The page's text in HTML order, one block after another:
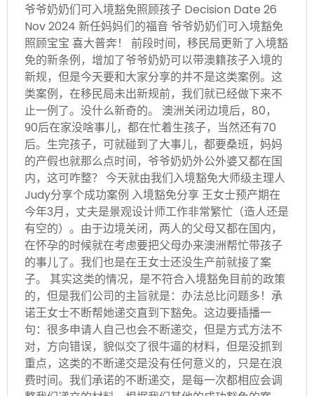
爷爷奶奶们可入境豁免照顾孩子 Decision Date 26
Nov 2024 新任妈妈们的福音 爷爷奶奶们可入境豁免
照顾宝宝 喜大普奔！ 前段时间，移民局更新了入境豁
免的新条例，增加了爷爷奶奶可以带澳籍孩子入境的
新规，但是今天要和大家分享的并不是这类案例。这
类案例，在移民局未出新规前，我们就已经做下来不
止一例了。没什么新奇的。 澳洲关闭边境后，80，
90后在家没啥事儿，都在忙着生孩子，当然还有70
后。生完孩子，可就碰到了大事儿，都要桑班，妈妈
的产假也就那么点时间，爷爷奶奶外公外婆又都在国
内，这可咋整？ 今天就由我们入境豁免大师级主理人
Judy分享个成功案例 入境豁免分享 王女士预产期在
今年3月，丈夫是景观设计师工作非常繁忙（造人还是
有空的）。由于边境关闭，两人的父母又都在国内，
在怀孕的时候就在考虑要把父母办来澳洲帮忙带孩子
的事儿了。我们也是在王女士还没生产前就接了案
子。 其实这类的情况，是不符合入境豁免目前的政策
的，但是我们公司的主旨就是：办法总比问题多！承
诺王女士不断帮她递交直到下豁免。这边要插播一
句：很多申请人自己也会不断递交，但是方式方法不
对，方向错误，貌似交了很牛逼的材料，但是没抓到
重点，这类的不断递交是没有任何意义的，只是在浪
费时间。我们承诺的不断递交，是每一次都相应会调